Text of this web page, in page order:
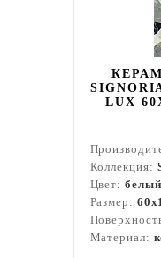
LUX
Коллекция:
Цвет:
Размер:
Материал: